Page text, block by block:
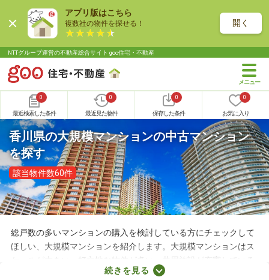
アプリ版はこちら
複数社の物件を探せる！ 開く
NTTグループ運営の不動産総合サイト goo住宅・不動産
0
最近検索した条件
0
最近見た物件
0
保存した条件
0
お気に入り
香川県の大規模マンションの中古マンション
を探す
該当物件数60件
総戸数の多いマンションの購入を検討している方にチェックして
ほしい、大規模マンションを紹介します。大規模マンションはス
ケールが大きい・好立地な物件が多い・共用施設が充実している
などのメリットがあります。豊かな生活を実現するポイントが備
続きを見る